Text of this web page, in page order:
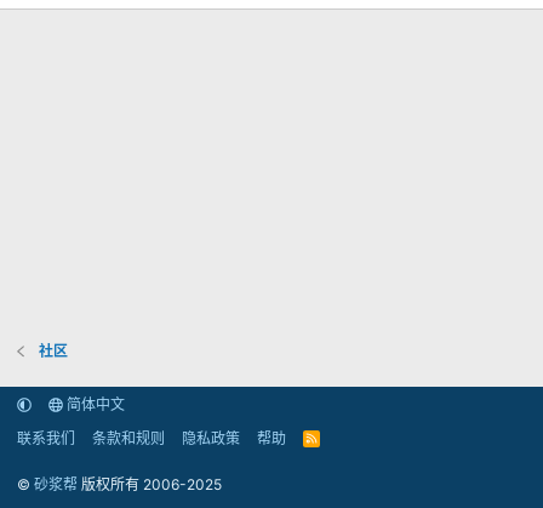
社区
简体中文
联系我们
条款和规则 隐私政策 帮助
R
© 砂浆帮 版权所有 2006-2025